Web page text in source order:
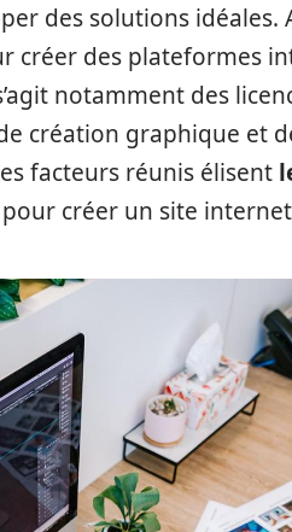
des solutions idéales.
créer des plateformes
notamment des
création graphique et
facteurs réunis élisent
créer un site